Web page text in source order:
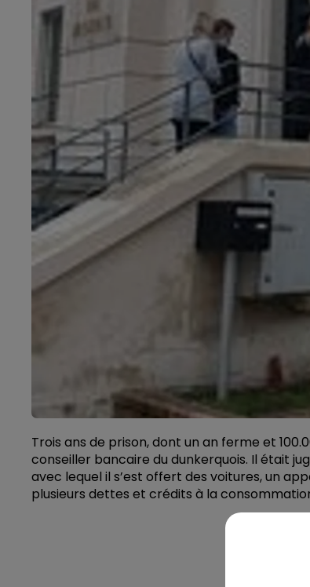
Trois ans de prison, dont un an ferme et
conseiller bancaire du dunkerquois. Il était
avec lequel il s’est offert des voitures, un
plusieurs dettes et crédits à la